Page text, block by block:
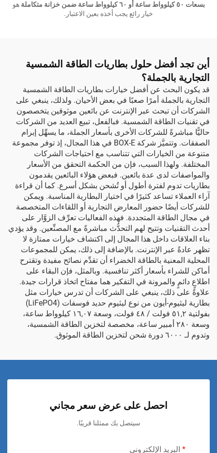
بسعات ٥٠ كيلوواط ساعة أو ٦٠ كيلوواط ساعة ضمن خزانة متكاملة
هو
خيار رائع يجب أخذه بعين الاعتبار.
أين تجد أفضل حلول بطاريات الطاقة الشمسية
التجارية بالجملة؟
قد يكون البحث عن أفضل خيارات بطاريات الطاقة الشمسية
التجارية بالجملة أمرًا صعبًا في بعض الأحيان. ولذلك، ينبغي على
الشركات أن تبحث عبر الإنترنت عن بائعين موثوقين يتخصصون
في تقنيات الطاقة الشمسية. فبالفعل، تبيع العديد من الشركات
حاليًّا مباشرةً للشركات الأخرى بأسعار الجملة، ما يسهِّل إبرام
الصفقات. وتتميَّز شركة BOX-E في هذا المجال، إذ توفر مجموعة
متنوعة من الخيارات التي تتناسب مع احتياجات الشركات
المختلفة. ولهذا السبب، فإن من الحكمة التحقق من الأسعار
والمواصفات لدى عدة بائعين. فبعض هؤلاء البائعين يقدمون
بطاريات تدوم لفترة أطول أو تُشحن بشكل أسرع. كما أن قراءة
آراء العملاء تساعد كثيرًا في اختيار البطارية المناسبة. ويمكن
للشركات أيضًا حضور المعارض التجارية أو اللقاءات المتخصصة
في مجال الطاقة المتجددة. فهذه الفعاليات تعرِّف الزوَّار على
أحدث التقنيات وتتيح لهم التحدُّث مباشرةً مع المصنِّعين. وقد يؤدي
بناء العلاقات داخل هذا المجال إلى اكتشاف خيارات ممتازة لا
تظهر عادةً عبر الإنترنت. بالإضافة إلى ذلك، يمكن للمجموعات
المحلية المعنية بالطاقة الخضراء أن تقدِّم نصائح مفيدة وتقترح
أماكن للشراء بأسعار أكثر تنافسية. وبالمثل، فإن البقاء على
اطلاعٍ دائمٍ والمرونة في التفكير هما مفتاح اتخاذ قرارات جيدة.
علاوةً على ذلك، ينبغي على الشركات أن تدرس خيارات مثل
بطارية ليثيوم-أيون من نوع ليثيوم حديد فوسفات (LiFePO4)
بفولتية ٥١,٢ فولت / ٤٨ فولت، وسعة ١٦,٠٧ كيلوواط ساعة،
وسعة ٢٨٠ أمبير ساعة، مخصصة لتخزين الطاقة الشمسية،
وتدوم لـ ٦٠٠٠ دورة شحن
لتخزين الطاقة الموثوق.
احصل على عرض سعر مجاني
سيتصل بك ممثلنا قريبًا.
البريد الإلكتروني